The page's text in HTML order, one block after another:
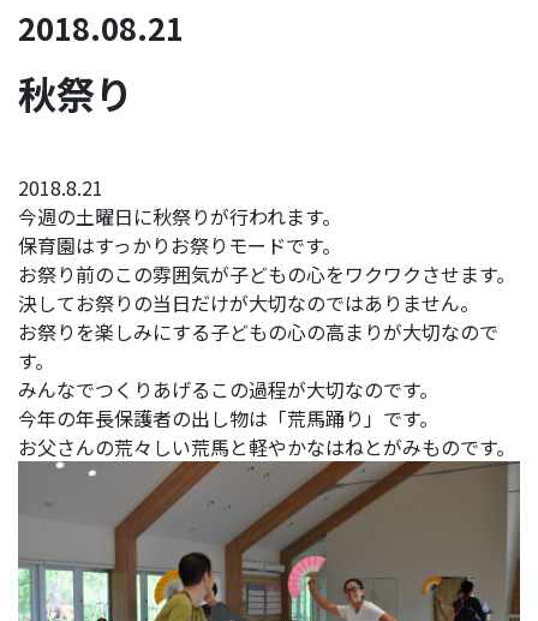
2018.08.21
秋祭り
2018.8.21
今週の土曜日に秋祭りが行われます。
保育園はすっかりお祭りモードです。
お祭り前のこの雰囲気が子どもの心をワクワクさせます。
決してお祭りの当日だけが大切なのではありません。
お祭りを楽しみにする子どもの心の高まりが大切なので
す。
みんなでつくりあげるこの過程が大切なのです。
今年の年長保護者の出し物は「荒馬踊り」です。
お父さんの荒々しい荒馬と軽やかなはねとがみものです。